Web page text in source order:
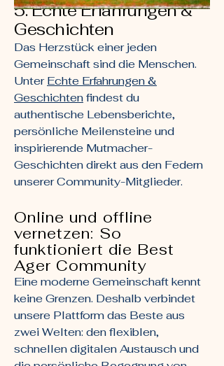
5. Echte Erfahrungen &
Geschichten
Das Herzstück einer jeden
Gemeinschaft sind die Menschen.
UnterEchte Erfahrungen &
Geschichtenfindest du
authentische Lebensberichte,
persönliche Meilensteine und
inspirierende Mutmacher-
Geschichten direkt aus den Federn
unserer Community-Mitglieder.
Online und offline
vernetzen: So
funktioniert die Best
Ager Community
Eine moderne Gemeinschaft kennt
keine Grenzen. Deshalb verbindet
unsere Plattform das Beste aus
zwei Welten: den flexiblen,
schnellen digitalen Austausch und